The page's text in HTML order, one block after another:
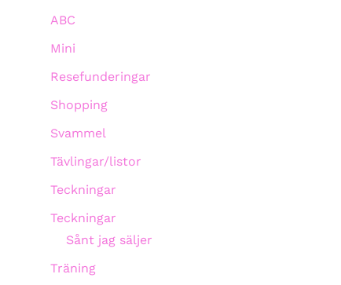
ABC
Mini
Resefunderingar
Shopping
Svammel
Tävlingar/listor
Teckningar
Teckningar
Sånt jag säljer
Träning